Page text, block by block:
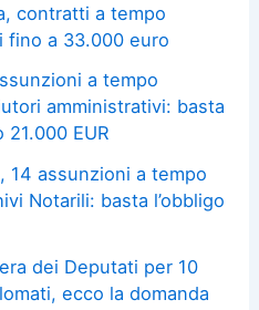
contratti a tempo
fino a 33.000 euro
a tempo
amministrativi: basta
EUR
14 assunzioni a tempo
Notarili: basta l’obbligo
dei Deputati per 10
ecco la domanda